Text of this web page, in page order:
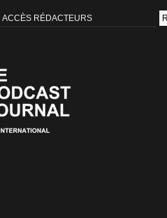
ACCÈS RÉDACTEURS